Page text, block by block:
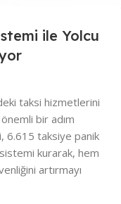
ile Yolcu
taksi hizmetlerini
bir adım
6.615 taksiye panik
kurarak, hem
artırmayı